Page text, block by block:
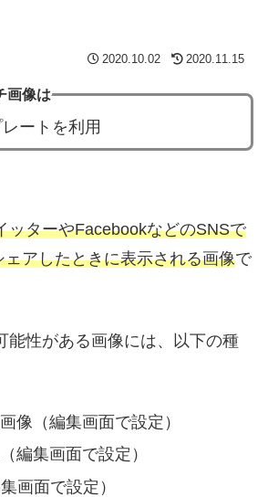
2020.10.02 2020.11.15
画像は
ートを利用
ッターやFacebookなどのSNSで
アしたときに表示される画像で
能性がある画像には、以下の種
像（編集画面で設定）
編集画面で設定）
画面で設定）